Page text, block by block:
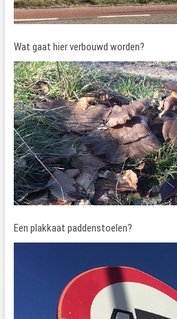
Wat gaat hier verbouwd worden?
Een plakkaat paddenstoelen?